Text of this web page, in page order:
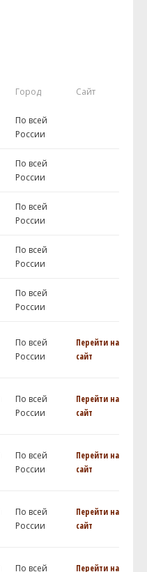
Город Сайт
По всей
России
По всей
России
По всей
России
По всей
России
По всей
России
По всей
России
Перейти на
сайт
По всей
России
Перейти на
сайт
По всей
России
Перейти на
сайт
По всей
России
Перейти на
сайт
По всей
Перейти на